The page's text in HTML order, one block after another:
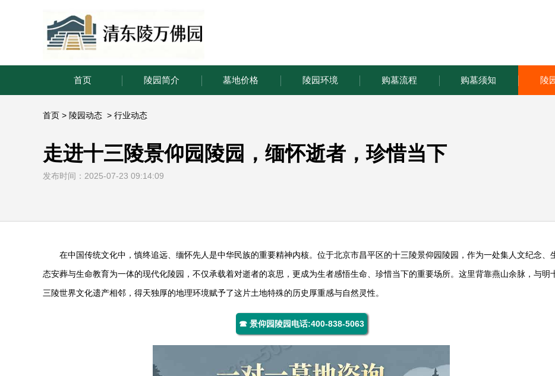
首页 陵园简介 墓地价格 陵园环境 购墓流程 购墓须知 陵
首页 > 陵园动态 > 行业动态
走进十三陵景仰园陵园，缅怀逝者，珍惜当下
发布时间：2025-07-23 09:14:09
在中国传统文化中，慎终追远、缅怀先人是中华民族的重要精神内核。位于北京市昌平区的十三陵景仰园陵园 ，作为一处集人文纪念、
态安葬与生命教育为一体的现代化陵园，不仅承载着对逝者的哀思，更成为生者感悟生命、珍惜当下的重要场所。这里背靠燕山余脉，与明
三陵世界文化遗产相邻，得天独厚的地理环境赋予了这片土地特殊的历史厚重感与自然灵性。
☎ 景仰园陵园电话:400-838-5063